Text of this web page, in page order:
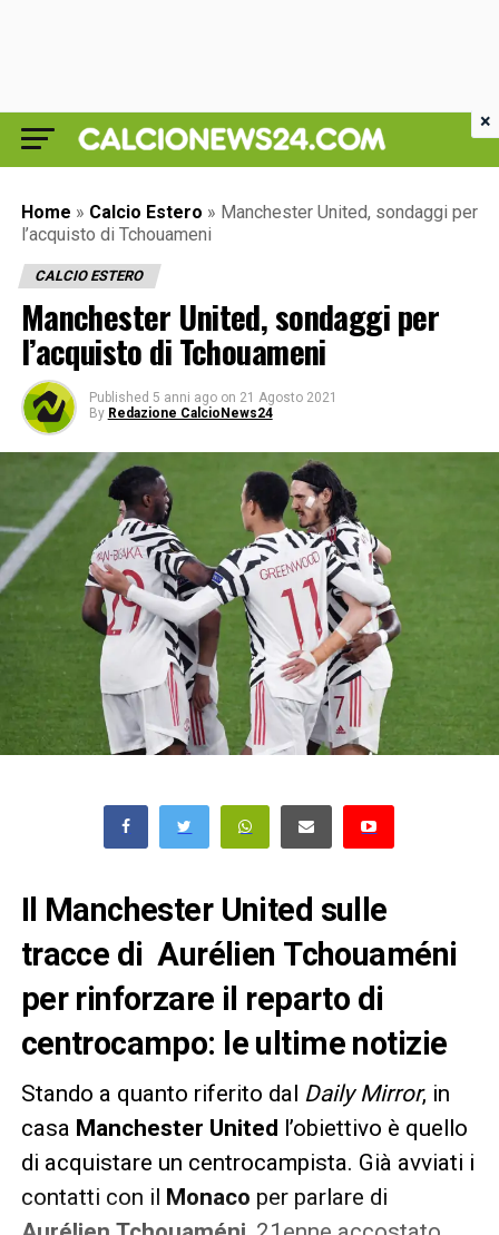
Home » Calcio Estero » Manchester United, sondaggi per
l’acquisto di Tchouameni
CALCIO ESTERO
Manchester United, sondaggi per
l’acquisto di Tchouameni
Published 5 anni ago on 21 Agosto 2021
By Redazione CalcioNews24
Il Manchester United sulle
tracce di Aurélien Tchouaméni
per rinforzare il reparto di
centrocampo: le ultime notizie
Stando a quanto riferito dal Daily Mirror, in
casa Manchester United l’obiettivo è quello
di acquistare un centrocampista. Già avviati i
contatti con il Monaco per parlare di
×